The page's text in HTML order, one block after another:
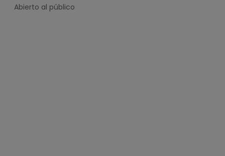
Abierto al público